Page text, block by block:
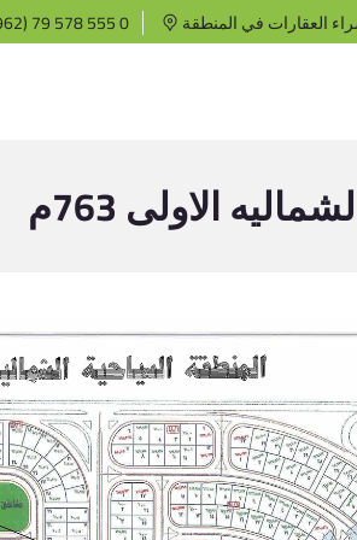
79 578 555 0 العقارات في المنطقة
الاولى 763م